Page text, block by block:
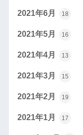
2021年6月 18
2021年5月 16
2021年4月 13
2021年3月 15
2021年2月 19
2021年1月 17